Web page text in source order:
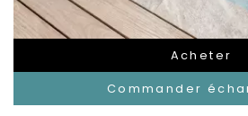
Acheter
Commander